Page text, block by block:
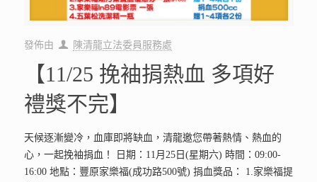
發佈由 陳清龍立法委員服務處
【11/25 挽袖捐熱血 多項好
禮獎不完】
天候逐漸變冷，血庫即將缺血，清龍邀您帶著熱情、熱血的
心，一起挽袖捐血！ 日期：11月25日(星期六) 時間：09:00-
16:00 地點：豐原家樂福(成功路500號) 捐血獎品： 1.家樂福提